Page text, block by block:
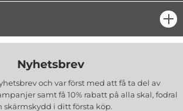
Nyhetsbrev
och var först med att få ta del av
samt få 10% rabatt på alla skal, fodral
skärmskydd i ditt första köp.